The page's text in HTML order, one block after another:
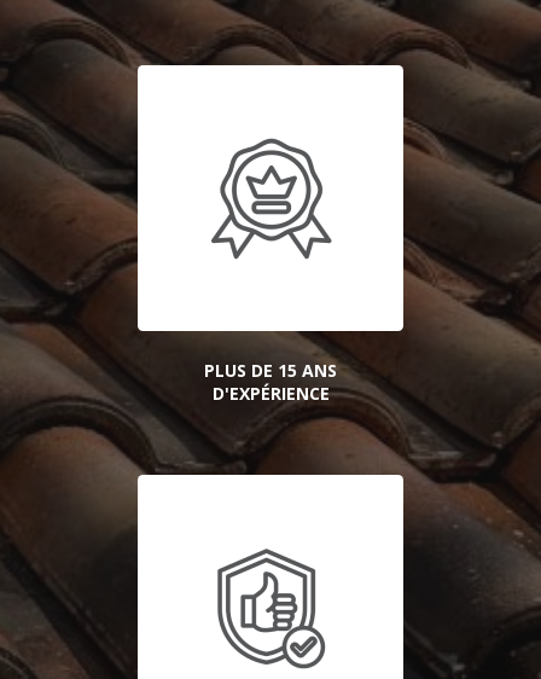
PLUS DE 15 ANS
D'EXPÉRIENCE